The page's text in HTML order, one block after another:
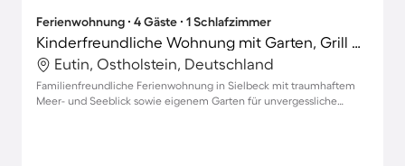
Ferienwohnung ∙ 4 Gäste ∙ 1 Schlafzimmer
Kinderfreundliche Wohnung mit Garten, Grill und Terrasse | Meerblick
Eutin, Ostholstein, Deutschland
Familienfreundliche Ferienwohnung in Sielbeck mit traumhaftem
Meer- und Seeblick sowie eigenem Garten für unvergessliche